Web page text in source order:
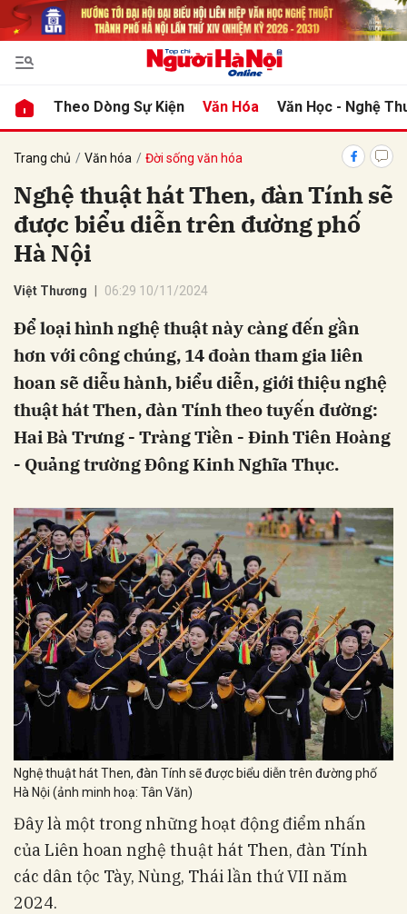
Theo Dòng Sự Kiện Văn Hóa Văn Học - Nghệ
Trang chủ Văn hóa Đời sống văn hóa
Nghệ thuật hát Then, đàn Tính sẽ
được biểu diễn trên đường phố
Hà Nội
Việt Thương 06:29 10/11/2024
Để loại hình nghệ thuật này càng đến gần
hơn với công chúng, 14 đoàn tham gia liên
hoan sẽ diễu hành, biểu diễn, giới thiệu nghệ
thuật hát Then, đàn Tính theo tuyến đường:
Hai Bà Trưng - Tràng Tiền - Đinh Tiên Hoàng
- Quảng trường Đông Kinh Nghĩa Thục.
Nghệ thuật hát Then, đàn Tính sẽ được biểu diễn trên đường phố
Hà Nội (ảnh minh hoạ: Tân Văn)
Đây là một trong những hoạt động điểm nhấn
của Liên hoan nghệ thuật hát Then, đàn Tính
các dân tộc Tày, Nùng, Thái lần thứ VII năm
2024.
luận